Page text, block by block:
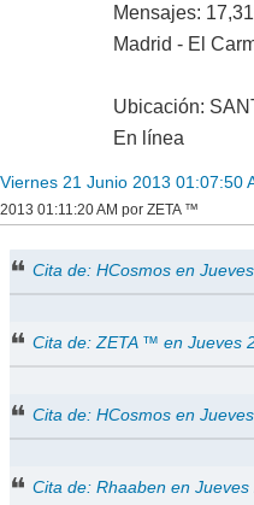
Mensajes:
Madrid - El
Ubicación:
En línea
Viernes 21 Junio 2013 01:07:50
2013 01:11:20 AM por ZETA ™
Cita de: HCosmos en
Cita de: ZETA ™ en Jueves
Cita de: HCosmos en
Cita de: Rhaaben en